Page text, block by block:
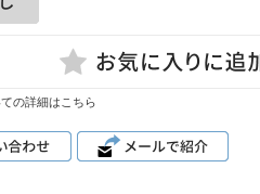
の詳細はこちら